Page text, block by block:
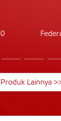
Lainnya